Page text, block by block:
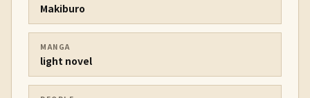
Makiburo
MANGA
light novel